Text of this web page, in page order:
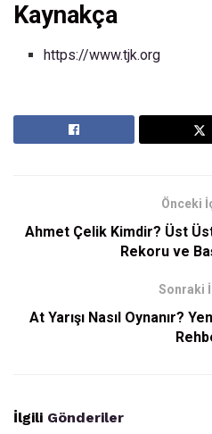
Kaynakça
https://www.tjk.org
Önceki
Ahmet Çelik Kimdir? Üst
Rekoru ve
Sonraki
At Yarışı Nasıl Oynanır?
İlgili Gönderiler